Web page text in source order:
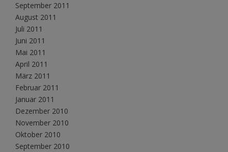
September 2011
August 2011
Juli 2011
Juni 2011
Mai 2011
April 2011
März 2011
Februar 2011
Januar 2011
Dezember 2010
November 2010
Oktober 2010
September 2010